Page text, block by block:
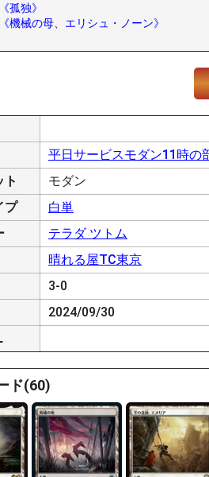
《孤独》
《機械の母、エリシュ・ノーン》
平日サービスモダン11時の
ト
モダン
プ
白単
テラダ ツトム
晴れる屋TC東京
3-0
2024/09/30
ド(60)